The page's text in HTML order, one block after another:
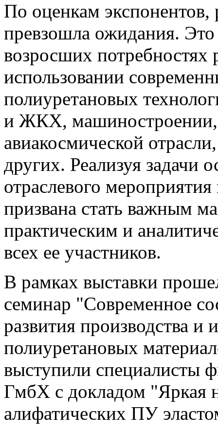
По оценкам экспонентов,
превзошла ожидания. Это
возросших потребностях
использовании
полиуретановых
и ЖКХ, машиностроении,
авиакосмической
других. Реализуя задачи
отраслевого
призвана стать важным
практическим и
всех ее участников.
В рамках выставки
семинар "Современное
развития производства и
полиуретановых
выступили специалисты
ГмбХ с докладом "Яркая
алифатических ПУ